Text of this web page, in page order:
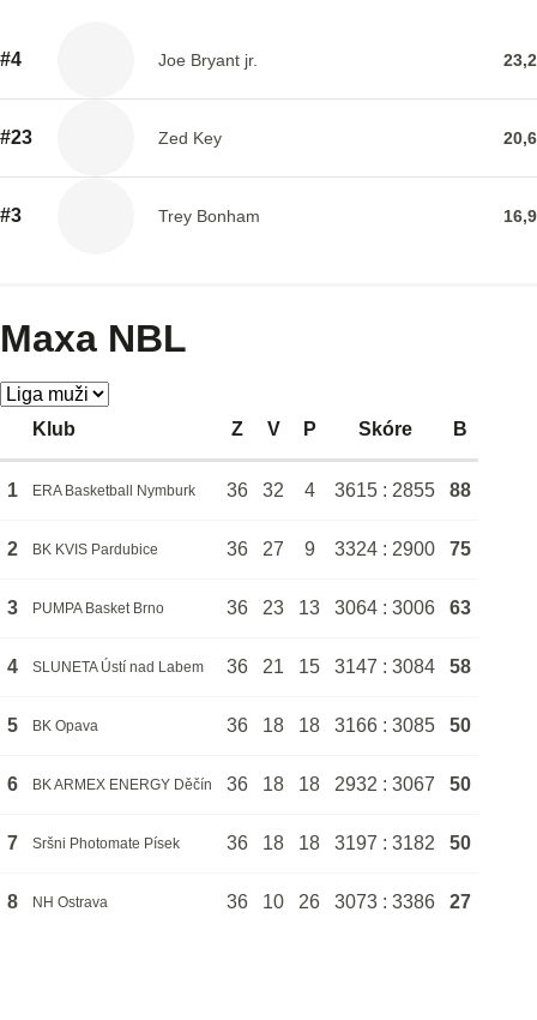
#4 Joe Bryant jr. 23,2
#23 Zed Key 20,6
#3 Trey Bonham 16,9
Maxa NBL
Klub Z V P Skóre B
1 ERA Basketball Nymburk 36 32 4 3615 : 2855 88
2 BK KVIS Pardubice 36 27 9 3324 : 2900 75
3 PUMPA Basket Brno 36 23 13 3064 : 3006 63
4 SLUNETA Ústí nad Labem 36 21 15 3147 : 3084 58
5 BK Opava 36 18 18 3166 : 3085 50
6 BK ARMEX ENERGY Děčín 36 18 18 2932 : 3067 50
7 Sršni Photomate Písek 36 18 18 3197 : 3182 50
8 NH Ostrava 36 10 26 3073 : 3386 27